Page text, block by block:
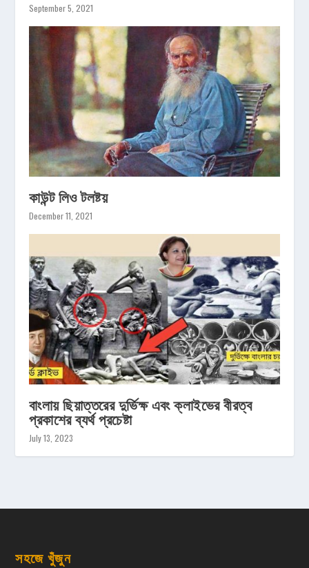
September 5, 2021
কাউন্ট লিও টলষ্টয়
December 11, 2021
বাংলায় ছিয়াত্তরের দুর্ভিক্ষ এবং ক্লাইভের বীরত্ব
প্রকাশের ব্যর্থ প্রচেষ্টা
July 13, 2023
সহজে খুঁজুন